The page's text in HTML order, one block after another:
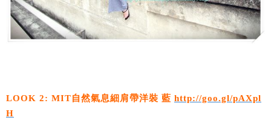
LOOK 2: MIT自然氣息細肩帶洋裝 藍 http://goo.gl/pAXpl
H